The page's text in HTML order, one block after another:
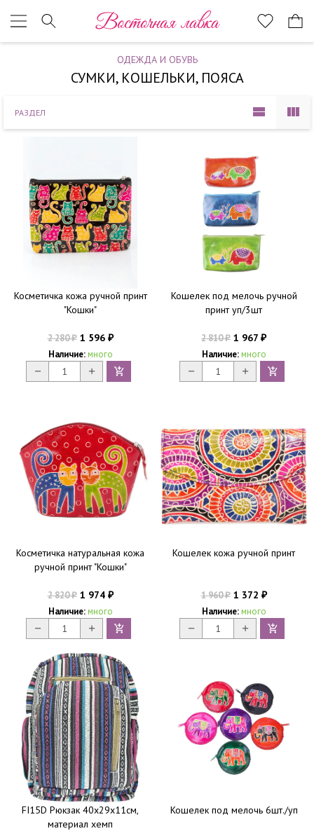
Восточная лавка
ОДЕЖДА И ОБУВЬ
СУМКИ, КОШЕЛЬКИ, ПОЯСА
РАЗДЕЛ
Косметичка кожа ручной принт
"Кошки"
2 280₽1 596 ₽
Наличие: много
Кошелек под мелочь ручной
принт уп/3шт
2 810₽ 1 967 ₽
Наличие: много
Косметичка натуральная кожа
ручной принт "Кошки"
2 820₽1 974 ₽
Наличие: много
Кошелек кожа ручной принт
1 960₽1 372 ₽
Наличие: много
FI15D Рюкзак 40х29х11см,
материал хемп
Кошелек под мелочь 6шт./уп